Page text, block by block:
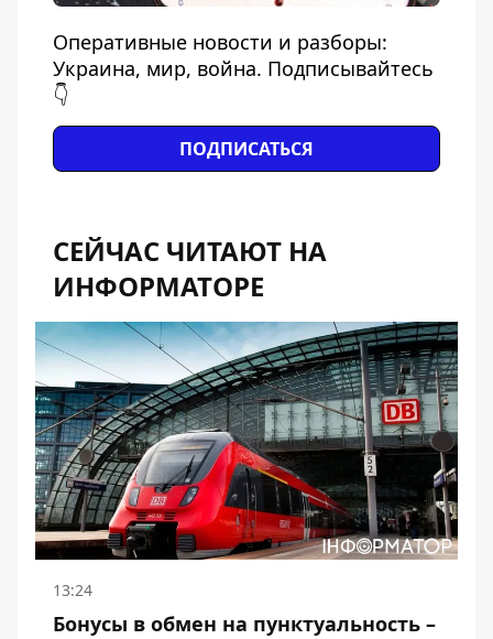
Оперативные новости и разборы:
Украина, мир, война. Подписывайтесь
👇
ПОДПИСАТЬСЯ
СЕЙЧАС ЧИТАЮТ НА
ИНФОРМАТОРЕ
13:24
Бонусы в обмен на пунктуальность –